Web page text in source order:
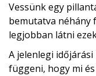
Vessünk egy
bemutatva néhány
legjobban látni
A jelenlegi
függeni, hogy mi